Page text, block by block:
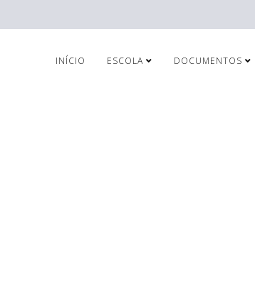
INÍCIO ESCOLA DOCUMENTOS